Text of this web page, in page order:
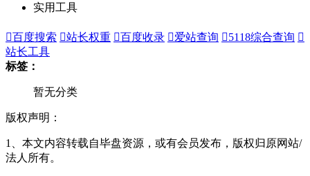
实用工具
百度搜索 站长权重 百度收录 爱站查询 5118综合查询 
站长工具
标签：
暂无分类
版权声明：
1、本文内容转载自毕盘资源，或有会员发布，版权归原网站/
法人所有。